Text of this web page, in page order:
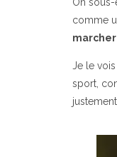
On sous-
comme
Je le
sport,